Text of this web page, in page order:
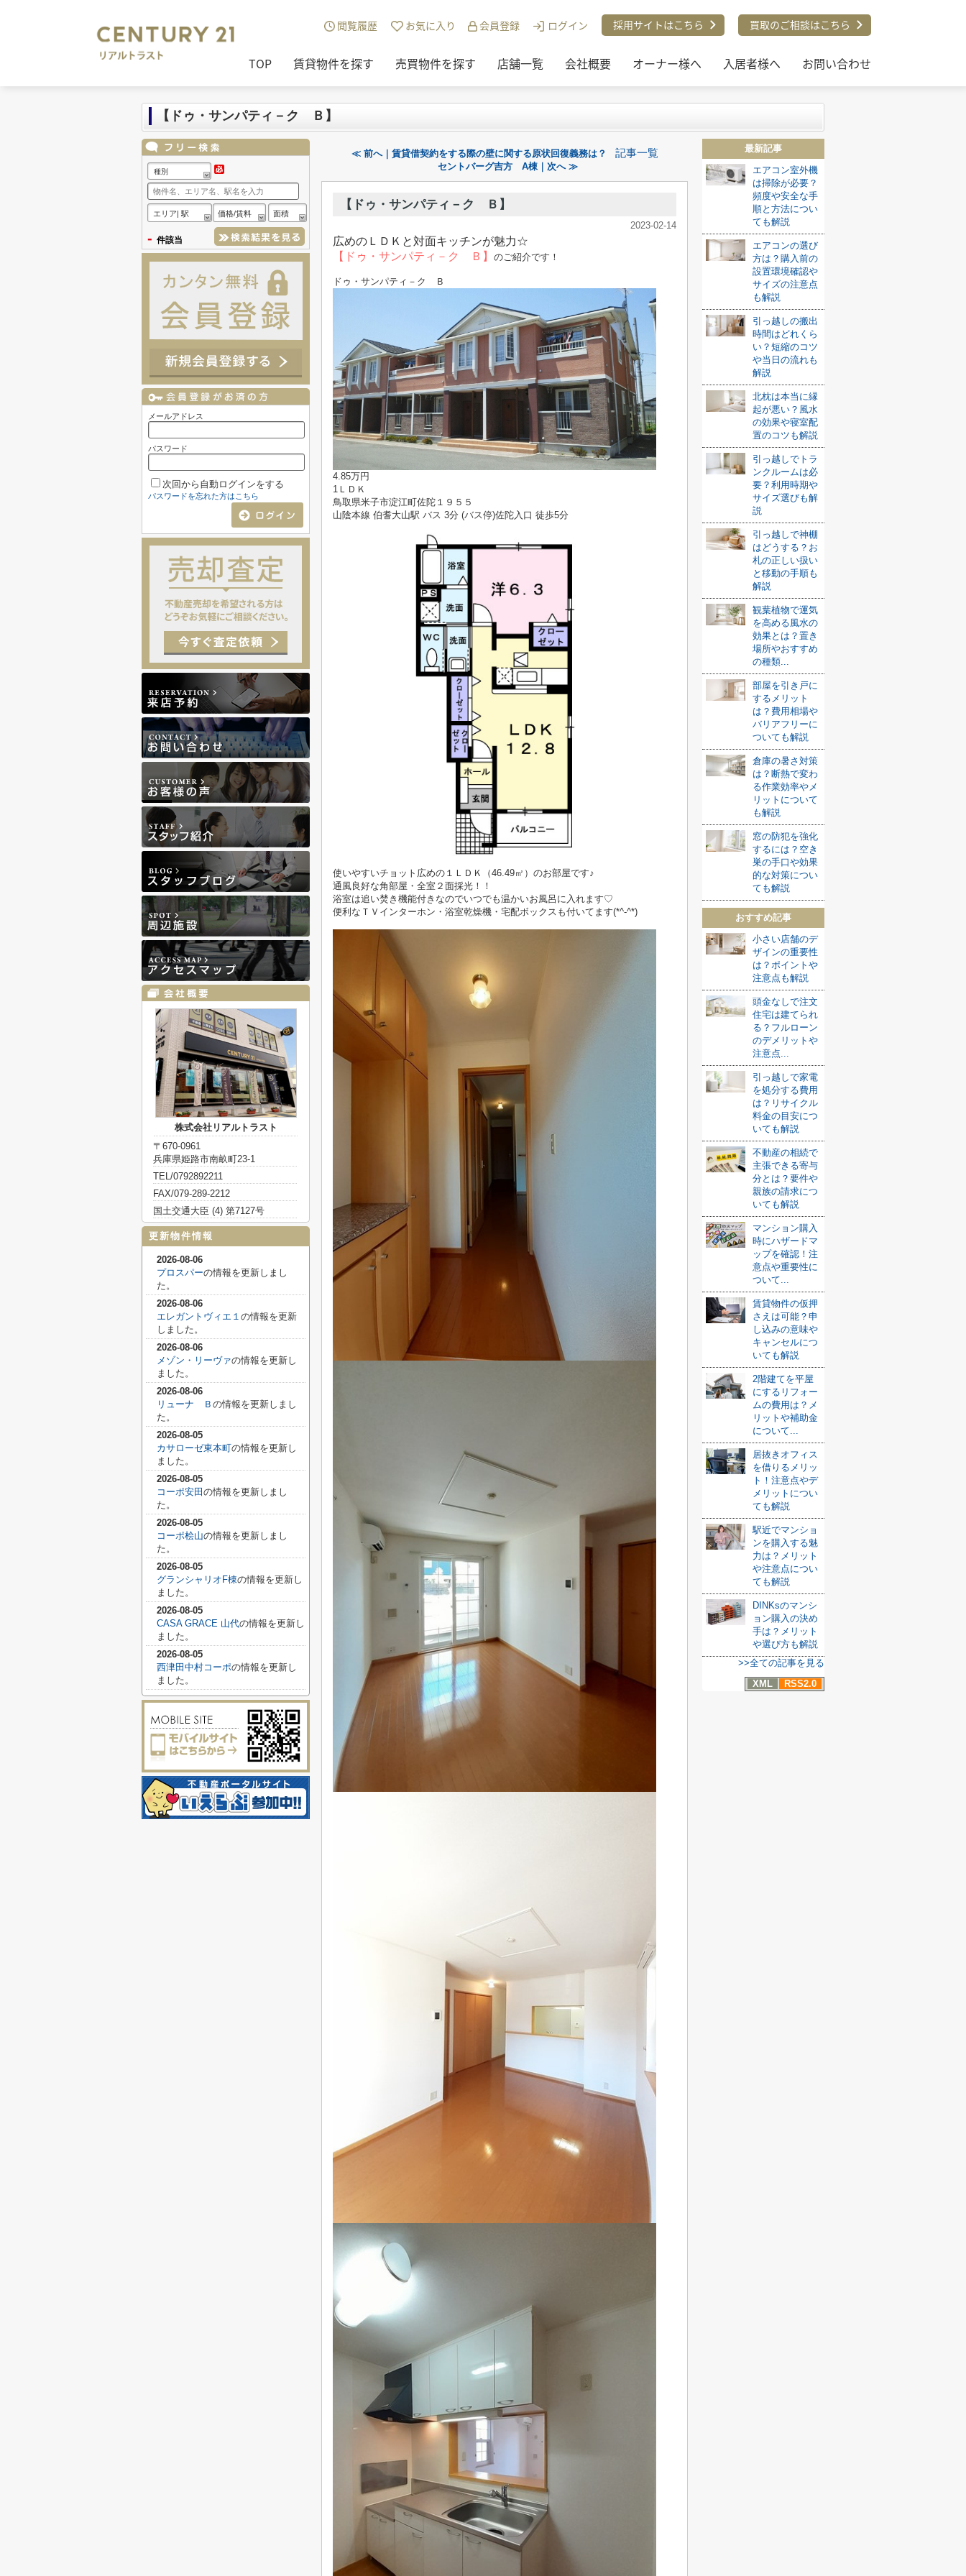
閲覧履歴 お気に入り 会員登録 ログイン 採用サイトはこちら 買取のご相談はこちら
TOP 賃貸物件を探す 売買物件を探す 店舗一覧 会社概要 オーナー様へ 入居者様へ お問い合わせ
【ドゥ・サンパティ－ク Ｂ】
【ドゥ・サンパティ－ク Ｂ】
≪ 前へ｜賃貸借契約をする際の壁に関する原状回復義務は？ 記事一覧
セントバーグ吉方 A棟｜次へ ≫
【ドゥ・サンパティ－ク Ｂ】
2023-02-14
広めのＬＤＫと対面キッチンが魅力☆
【ドゥ・サンパティ－ク Ｂ】 のご紹介です！
ドゥ・サンパティ－ク Ｂ
4.85万円
1ＬＤＫ
鳥取県米子市淀江町佐陀１９５５
山陰本線 伯耆大山駅 バス 3分 (バス停)佐陀入口 徒歩5分
使いやすいチョット広めの１ＬＤＫ（46.49㎡）のお部屋です♪
通風良好な角部屋・全室２面採光！！
浴室は追い焚き機能付きなのでいつでも温かいお風呂に入れます♡
便利なＴＶインターホン・浴室乾燥機・宅配ボックスも付いてます(*^-^*)
最新記事
エアコン室外機
は掃除が必要？
頻度や安全な手
順と方法につい
ても解説
エアコンの選び
方は？購入前の
設置環境確認や
サイズの注意点
も解説
引っ越しの搬出
時間はどれくら
い？短縮のコツ
や当日の流れも
解説
北枕は本当に縁
起が悪い？風水
の効果や寝室配
置のコツも解説
引っ越しでトラ
ンクルームは必
要？利用時期や
サイズ選びも解
説
引っ越しで神棚
はどうする？お
札の正しい扱い
と移動の手順も
解説
観葉植物で運気
を高める風水の
効果とは？置き
場所やおすすめ
の種類...
部屋を引き戸に
するメリット
は？費用相場や
バリアフリーに
ついても解説
倉庫の暑さ対策
は？断熱で変わ
る作業効率やメ
リットについて
も解説
窓の防犯を強化
するには？空き
巣の手口や効果
的な対策につい
ても解説
おすすめ記事
小さい店舗のデ
ザインの重要性
は？ポイントや
注意点も解説
頭金なしで注文
住宅は建てられ
る？フルローン
のデメリットや
注意点...
引っ越しで家電
を処分する費用
は？リサイクル
料金の目安につ
いても解説
不動産の相続で
主張できる寄与
分とは？要件や
親族の請求につ
いても解説
マンション購入
時にハザードマ
ップを確認！注
意点や重要性に
ついて...
賃貸物件の仮押
さえは可能？申
し込みの意味や
キャンセルにつ
いても解説
2階建てを平屋
にするリフォー
ムの費用は？メ
リットや補助金
について...
居抜きオフィス
を借りるメリッ
ト！注意点やデ
メリットについ
ても解説
駅近でマンショ
ンを購入する魅
力は？メリット
や注意点につい
ても解説
DINKsのマンシ
ョン購入の決め
手は？メリット
や選び方も解説
>>全ての記事を見る
XML
RSS2.0
種別
エリア| 駅 価格/賃料 面積
- 件該当
メールアドレス
パスワード
次回から自動ログインをする
パスワードを忘れた方はこちら
株式会社リアルトラスト
〒670-0961
兵庫県姫路市南畝町23-1
TEL/0792892211
FAX/079-289-2212
国土交通大臣 (4) 第7127号
更新物件情報
2026-08-06
プロスパーの情報を更新しまし
た。
2026-08-06
エレガントヴィエ１ の情報を更新
しました。
2026-08-06
メゾン・リーヴァの情報を更新し
ました。
2026-08-06
リューナ Ｂ の情報を更新しまし
た。
2026-08-05
カサローゼ東本町の情報を更新し
ました。
2026-08-05
コーポ安田 の情報を更新しまし
た。
2026-08-05
コーポ桧山の情報を更新しまし
た。
2026-08-05
グランシャリオF棟の情報を更新し
ました。
2026-08-05
CASA GRACE 山代の情報を更新し
ました。
2026-08-05
西津田中村コーポの情報を更新し
ました。